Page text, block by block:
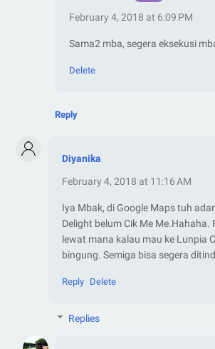
February 4, 2018 at 6:09 PM
Sama2 mba, segera eksekusi
Delete
Reply
Diyanika
February 4, 2018 at 11:16 AM
Iya Mbak, di Google Maps tuh
Delight belum Cik Me Me.Hahaha.
lewat mana kalau mau ke Lunpia
bingung. Semiga bisa segera
Reply Delete
Replies